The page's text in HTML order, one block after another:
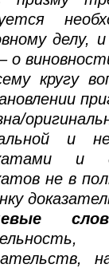
делу,
о
кругу
и
и
не в